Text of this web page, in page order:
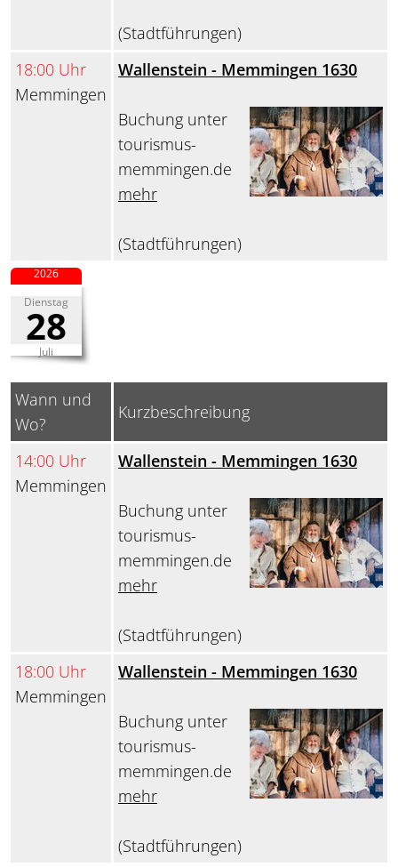
(Stadtführungen)
18:00 Uhr
Memmingen
Wallenstein - Memmingen 1630
Buchung unter
tourismus-
memmingen.de
mehr
(Stadtführungen)
Dienstag
28
Juli
2026
Wann und
Wo?
Kurzbeschreibung
14:00 Uhr
Memmingen
Wallenstein - Memmingen 1630
Buchung unter
tourismus-
memmingen.de
mehr
(Stadtführungen)
18:00 Uhr
Memmingen
Wallenstein - Memmingen 1630
Buchung unter
tourismus-
memmingen.de
mehr
(Stadtführungen)